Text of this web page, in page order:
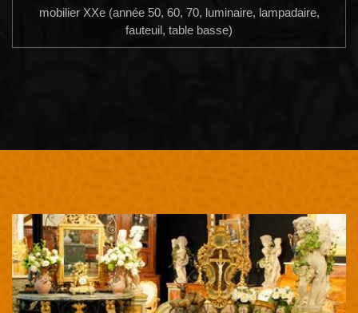
mobilier XXe (année 50, 60, 70, luminaire, lampadaire,
fauteuil, table basse)